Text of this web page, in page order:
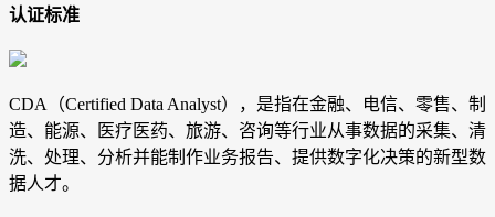
认证标准
CDA（Certified Data Analyst），是指在金融、电信、零售、制
造、能源、医疗医药、旅游、咨询等行业从事数据的采集、清
洗、处理、分析并能制作业务报告、提供数字化决策的新型数
据人才。